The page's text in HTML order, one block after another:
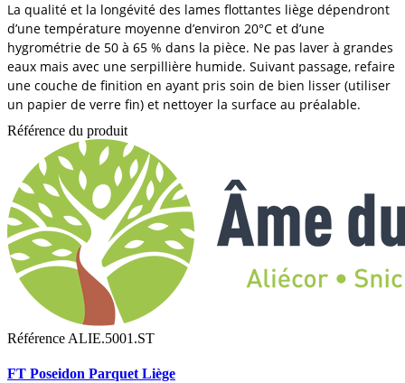
La qualité et la longévité des lames flottantes liège dépendront
d’une température moyenne d’environ 20°C et d’une
hygrométrie de 50 à 65 % dans la pièce. Ne pas laver à grandes
eaux mais avec une serpillière humide. Suivant passage, refaire
une couche de finition en ayant pris soin de bien lisser (utiliser
un papier de verre fin) et nettoyer la surface au préalable.
Référence du produit
Référence ALIE.5001.ST
FT Poseidon Parquet Liège